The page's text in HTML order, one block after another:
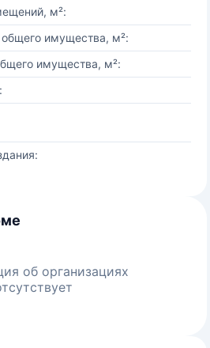
м²:
имущества, м²:
имущества, м²:
об организациях